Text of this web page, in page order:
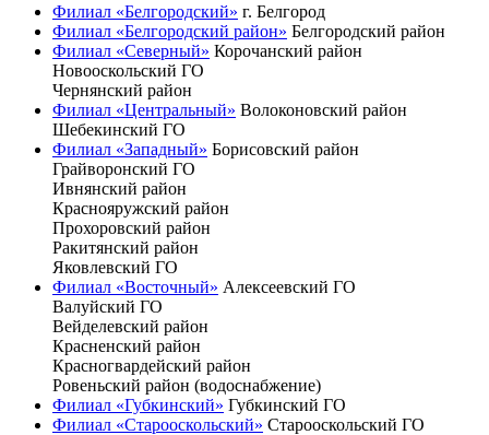
Филиал «Белгородский» г. Белгород
Филиал «Белгородский район» Белгородский район
Филиал «Северный» Корочанский район
Новооскольский ГО
Чернянский район
Филиал «Центральный» Волоконовский район
Шебекинский ГО
Филиал «Западный» Борисовский район
Грайворонский ГО
Ивнянский район
Краснояружский район
Прохоровский район
Ракитянский район
Яковлевский ГО
Филиал «Восточный» Алексеевский ГО
Валуйский ГО
Вейделевский район
Красненский район
Красногвардейский район
Ровеньский район (водоснабжение)
Филиал «Губкинский» Губкинский ГО
Филиал «Старооскольский» Старооскольский ГО